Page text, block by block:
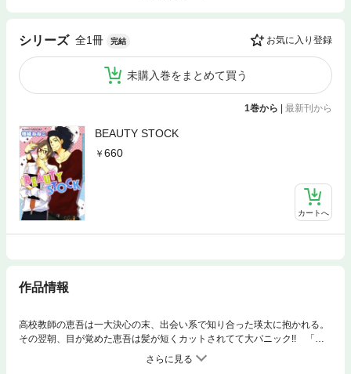
シリーズ 全1冊 完結 お気に入り登録
未購入巻をまとめて買う
1巻から 最新刊から
BEAUTY STOCK
660
カートへ
作品情報
高校教師の恵吾は一大決心の末、出会い系で知り合った瑛太に抱かれる。
その翌朝、目が覚めた恵吾は髪が短くカットされてて大パニック!! 「俺
が切っちゃった」と、能天気に言う瑛太は、有名なヘアサロン『BEAUTY
STOCK』のカリスマ・ヘアーアーティストだった!! おまけに髪フェチで